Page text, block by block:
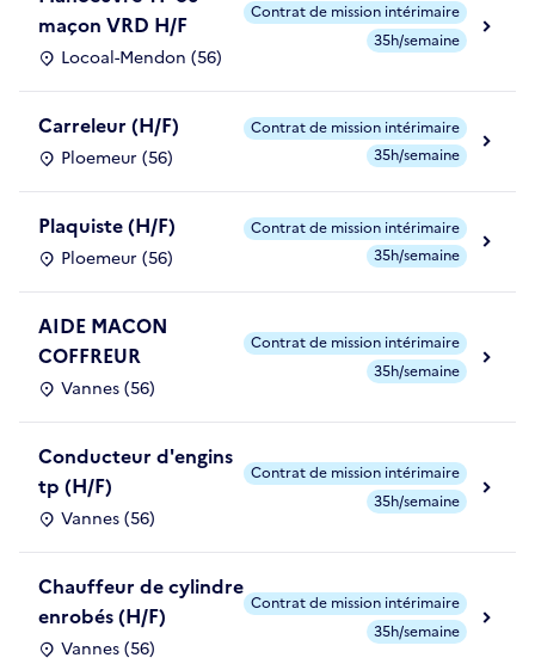
maçon VRD H/F
Locoal-Mendon (56)
Contrat de mission intérimaire
35h/semaine
Carreleur (H/F)
Ploemeur (56)
Contrat de mission intérimaire
35h/semaine
Plaquiste (H/F)
Ploemeur (56)
Contrat de mission intérimaire
35h/semaine
AIDE MACON
COFFREUR
Vannes (56)
Contrat de mission intérimaire
35h/semaine
Conducteur d'engins
tp (H/F)
Vannes (56)
Contrat de mission intérimaire
35h/semaine
Chauffeur de cylindre
enrobés (H/F)
Vannes (56)
Contrat de mission intérimaire
35h/semaine